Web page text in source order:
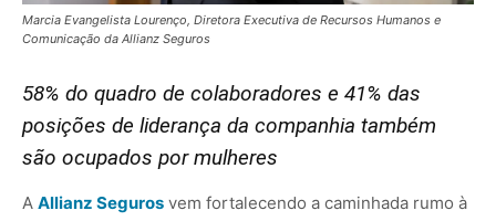
Marcia Evangelista Lourenço, Diretora Executiva de Recursos Humanos e
Comunicação da Allianz Seguros
58% do quadro de colaboradores e 41% das
posições de liderança da companhia também
são ocupados por mulheres
A Allianz Seguros vem fortalecendo a caminhada rumo à